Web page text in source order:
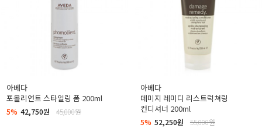
아베다
포몰리언트 스타일링 폼 200ml
5% 42,750원 45,000원
아베다
데미지 레미디 리스트럭쳐링
컨디셔너 200ml
5% 52,250원 55,000원